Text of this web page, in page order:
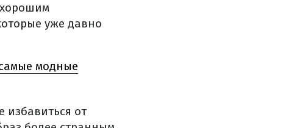
уже давно
модные
избавиться от